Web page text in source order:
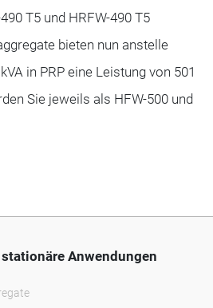
T5 und HRFW-490 T5
bieten nun anstelle
in PRP eine Leistung von 501
Sie jeweils als HFW-500 und
Anwendungen